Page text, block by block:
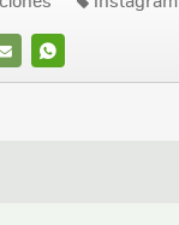
WHATSAPP